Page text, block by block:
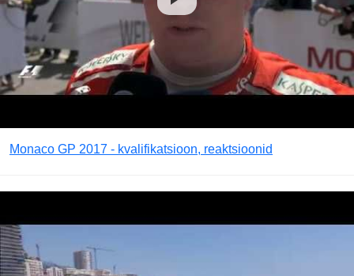
Monaco GP 2017 - kvalifikatsioon, reaktsioonid